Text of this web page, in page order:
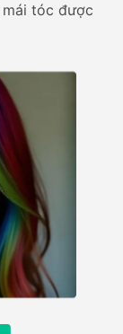
tóc được